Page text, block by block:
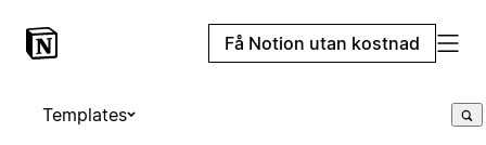
Få Notion utan kostnad
Templates